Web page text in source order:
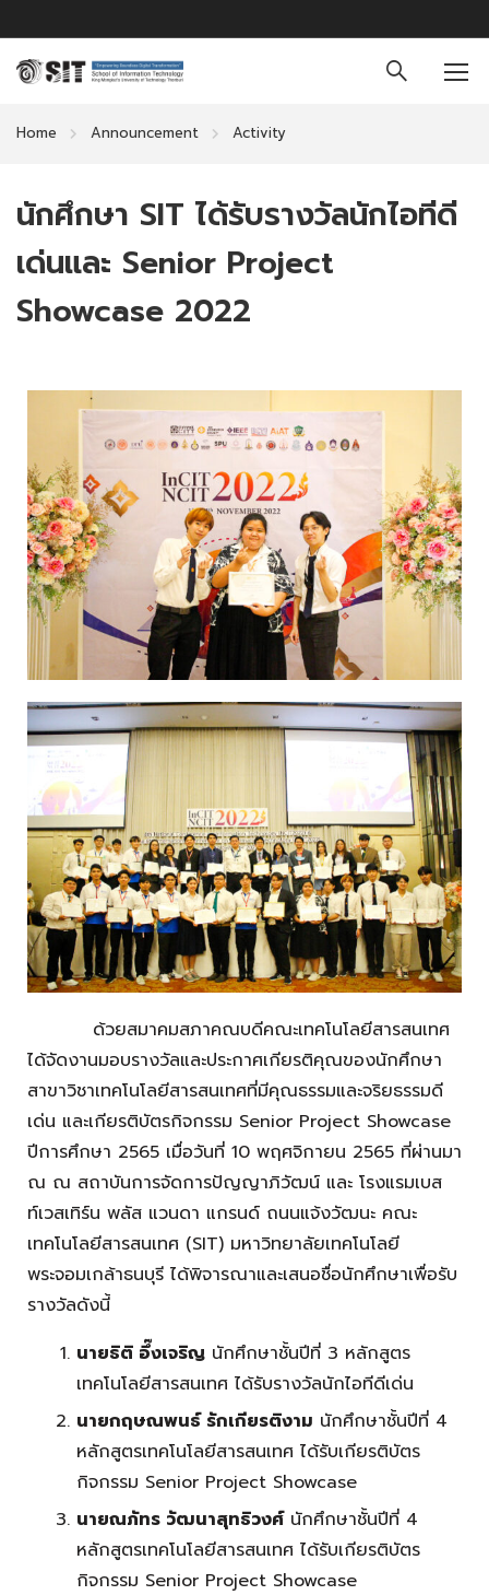
Home Announcement Activity
นักศึกษา SIT ได้รับรางวัลนักไอทีดี
เด่นและ Senior Project
Showcase 2022
ด้วยสมาคมสภาคณบดีคณะเทคโนโลยีสารสนเทศ
ได้จัดงานมอบรางวัลและประกาศเกียรติคุณของนักศึกษา
สาขาวิชาเทคโนโลยีสารสนเทศที่มีคุณธรรมและจริยธรรมดี
เด่น และเกียรติบัตรกิจกรรม Senior Project Showcase
ปีการศึกษา 2565 เมื่อวันที่ 10 พฤศจิกายน 2565 ที่ผ่านมา
ณ ณ สถาบันการจัดการปัญญาภิวัฒน์ และ โรงแรมเบส
ท์เวสเทิร์น พลัส แวนดา แกรนด์ ถนนแจ้งวัฒนะ คณะ
เทคโนโลยีสารสนเทศ (SIT) มหาวิทยาลัยเทคโนโลยี
พระจอมเกล้าธนบุรี ได้พิจารณาและเสนอชื่อนักศึกษาเพื่อรับ
รางวัลดังนี้
นายธิติ อึ๊งเจริญ นักศึกษาชั้นปีที่ 3 หลักสูตร
เทคโนโลยีสารสนเทศ ได้รับรางวัลนักไอทีดีเด่น
นายกฤษณพนธ์ รักเกียรติงาม นักศึกษาชั้นปีที่ 4
หลักสูตรเทคโนโลยีสารสนเทศ ได้รับเกียรติบัตร
กิจกรรม Senior Project Showcase
นายณภัทร วัฒนาสุทธิวงศ์นักศึกษาชั้นปีที่ 4
หลักสูตรเทคโนโลยีสารสนเทศ ได้รับเกียรติบัตร
กิจกรรม Senior Project Showcase